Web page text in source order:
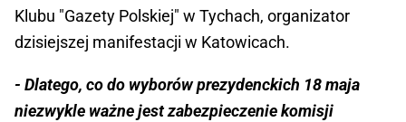
Klubu "Gazety Polskiej" w Tychach, organizator
dzisiejszej manifestacji w Katowicach.
- Dlatego, co do wyborów prezydenckich 18 maja
niezwykle ważne jest zabezpieczenie komisji